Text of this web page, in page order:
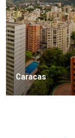
Caracas